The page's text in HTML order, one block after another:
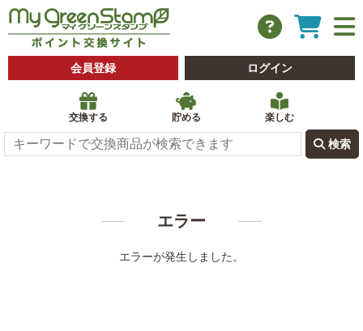
会員登録 ログイン
交換する 貯める 楽しむ
 検索
エラー
エラーが発生しました。